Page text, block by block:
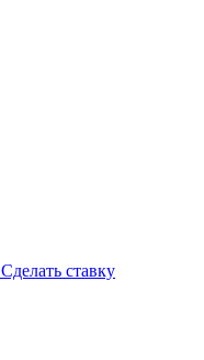
Сделать ставку